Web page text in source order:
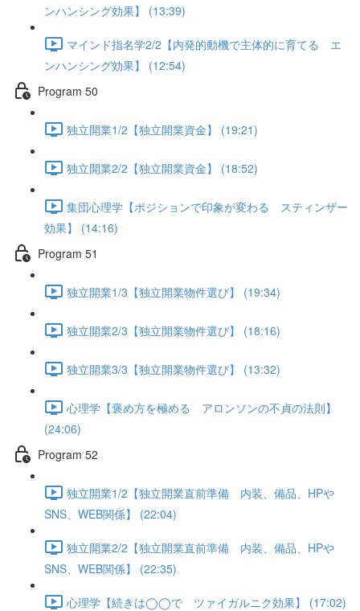
ンハンシング効果】 (13:39)
マインド指名学2/2【内発的動機で主体的に育てる エ
ンハンシング効果】 (12:54)
Program 50
独立開業1/2【独立開業資金】 (19:21)
独立開業2/2【独立開業資金】 (18:52)
集団心理学【ポジションで印象が変わる スティンザー
効果】 (14:16)
Program 51
独立開業1/3【独立開業物件選び】 (19:34)
独立開業2/3【独立開業物件選び】 (18:16)
独立開業3/3【独立開業物件選び】 (13:32)
心理学【褒め方を極める アロンソンの不貞の法則】
(24:06)
Program 52
独立開業1/2【独立開業直前準備 内装、備品、HPや
SNS、WEB関係】 (22:04)
独立開業2/2【独立開業直前準備 内装、備品、HPや
SNS、WEB関係】 (22:35)
心理学【続きは◯◯で ツァイガルニク効果】 (17:02)